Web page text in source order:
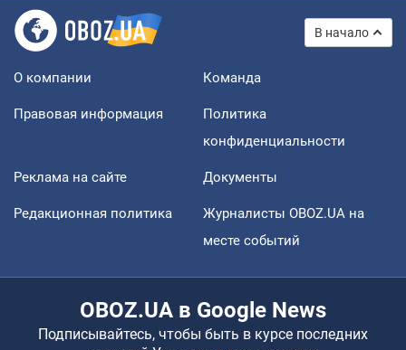
В начало
О компании Команда
Правовая информация
Политика
конфиденциальности
Реклама на сайте Документы
Редакционная политика
Журналисты OBOZ.UA на
месте событий
OBOZ.UA в Google News
Подписывайтесь, чтобы быть в курсе последних